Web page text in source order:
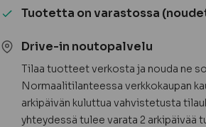
ruskea,
uritettu
määrä
Tuotetta on varastossa
Drive-in noutopalvelu
Tilaa tuotteet verkosta ja nouda ne
Normaalitilanteessa verkkokaupan
arkipäivän kuluttua vahvistetusta
yhteydessä tulee varata 2 arkipäivää